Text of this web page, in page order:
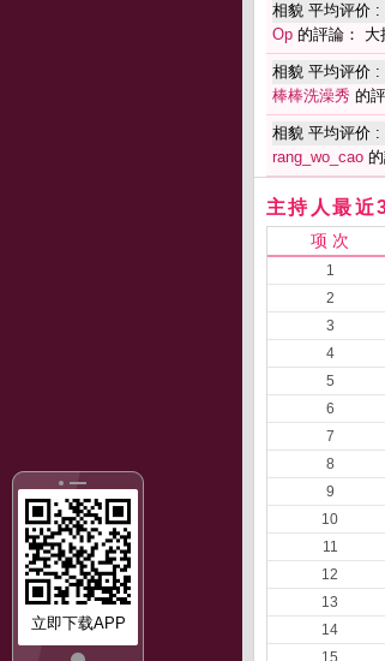
立即下载APP
相貌 平均评价 :
Op 的評論： 大
相貌 平均评价 :
棒棒洗澡秀 的
相貌 平均评价 :
rang_wo_cao
主持人最近
项 次
1
2
3
4
5
6
7
8
9
10
11
12
13
14
15